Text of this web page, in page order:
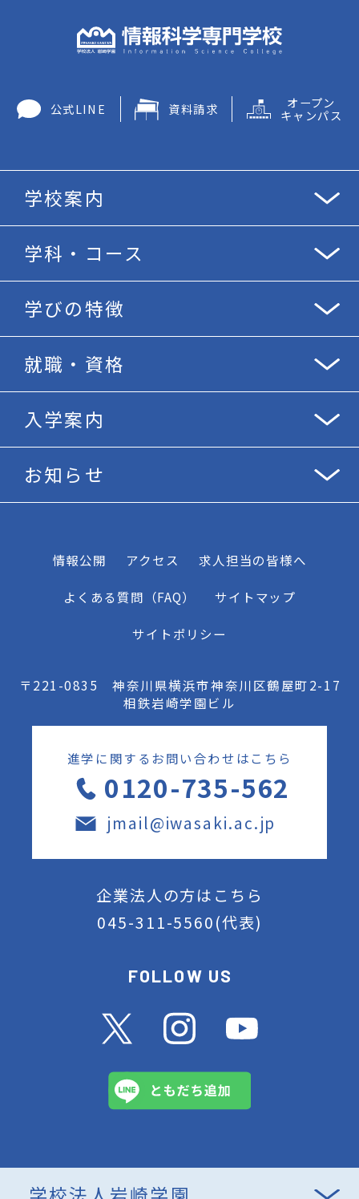
公式LINE 資料請求 オープン
キャンパス
学校案内
学科・コース
学びの特徴
就職・資格
入学案内
お知らせ
情報公開 アクセス 求人担当の皆様へ
よくある質問（FAQ） サイトマップ
サイトポリシー
〒221-0835 神奈川県横浜市神奈川区鶴屋町2-17
相鉄岩崎学園ビル
進学に関するお問い合わせはこちら
0120-735-562
jmail@iwasaki.ac.jp
企業法人の方はこちら
045-311-5560(代表)
FOLLOW US